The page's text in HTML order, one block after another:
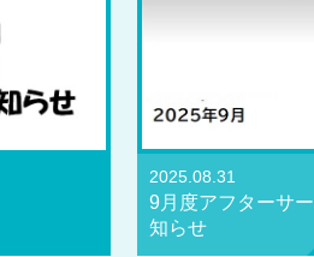
2025.08.31
9月度アフターサ
知らせ